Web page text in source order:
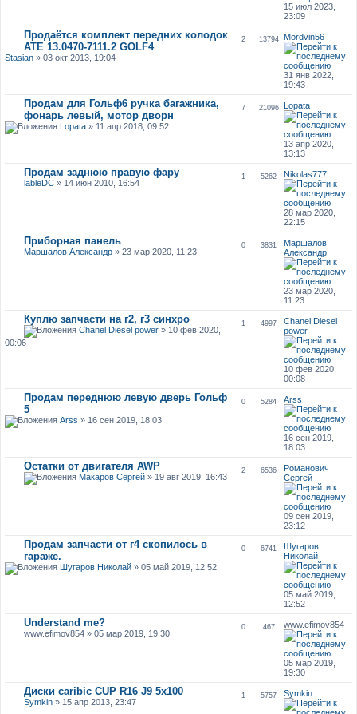
15 июл 2023,
23:09
Продаётся комплект передних колодок
ATE 13.0470-7111.2 GOLF4
Stasian» 03 окт 2013, 19:04
2 13794 Mordvin56
31 янв 2022,
19:43
Продам для Гольф6 ручка багажника,
фонарь левый, мотор дворн
Lopata» 11 апр 2018, 09:52
7 21096 Lopata
13 апр 2020,
13:13
Продам заднюю правую фару
lableDC» 14 июн 2010, 16:54
1 5262 Nikolas777
28 мар 2020,
22:15
Приборная панель
Маршалов Александр» 23 мар 2020, 11:23
0 3831
Маршалов
Александр
23 мар 2020,
11:23
Куплю запчасти на г2, г3 синхро
Chanel Diesel power» 10 фев 2020,
00:06
1 4997
Chanel Diesel
power
10 фев 2020,
00:08
Продам переднюю левую дверь Гольф
5
Arss » 16 сен 2019, 18:03
0 5284 Arss
16 сен 2019,
18:03
Остатки от двигателя AWP
Макаров Сергей» 19 авг 2019, 16:43
2 6536
Романович
Сергей
09 сен 2019,
23:12
Продам запчасти от г4 скопилось в
гараже.
Шугаров Николай» 05 май 2019, 12:52
0 6741
Шугаров
Николай
05 май 2019,
12:52
Understand me?
www.efimov854 » 05 мар 2019, 19:30
0 467 www.efimov854
05 мар 2019,
19:30
Диски caribic CUP R16 J9 5x100
Symkin» 15 апр 2013, 23:47
1 5757 Symkin